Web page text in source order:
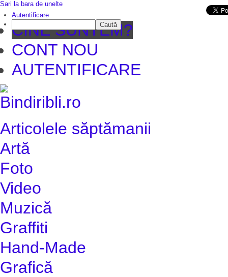
CINE SUNTEM?
CONT NOU
AUTENTIFICARE
Articolele săptămanii
Artă
Foto
Video
Muzică
Graffiti
Hand-Made
Grafică
Sari la bara de unelte
Autentificare
Caută